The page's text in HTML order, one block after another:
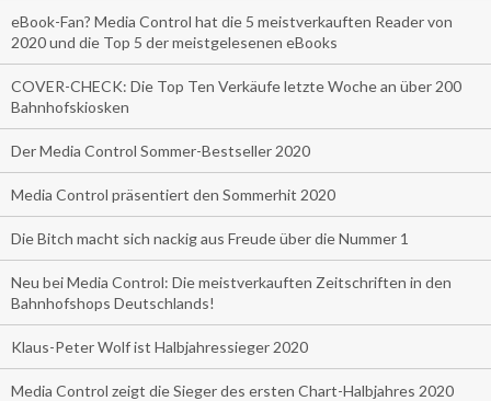
eBook-Fan? Media Control hat die 5 meistverkauften Reader von
2020 und die Top 5 der meistgelesenen eBooks
COVER-CHECK: Die Top Ten Verkäufe letzte Woche an über 200
Bahnhofskiosken
Der Media Control Sommer-Bestseller 2020
Media Control präsentiert den Sommerhit 2020
Die Bitch macht sich nackig aus Freude über die Nummer 1
Neu bei Media Control: Die meistverkauften Zeitschriften in den
Bahnhofshops Deutschlands!
Klaus-Peter Wolf ist Halbjahressieger 2020
Media Control zeigt die Sieger des ersten Chart-Halbjahres 2020